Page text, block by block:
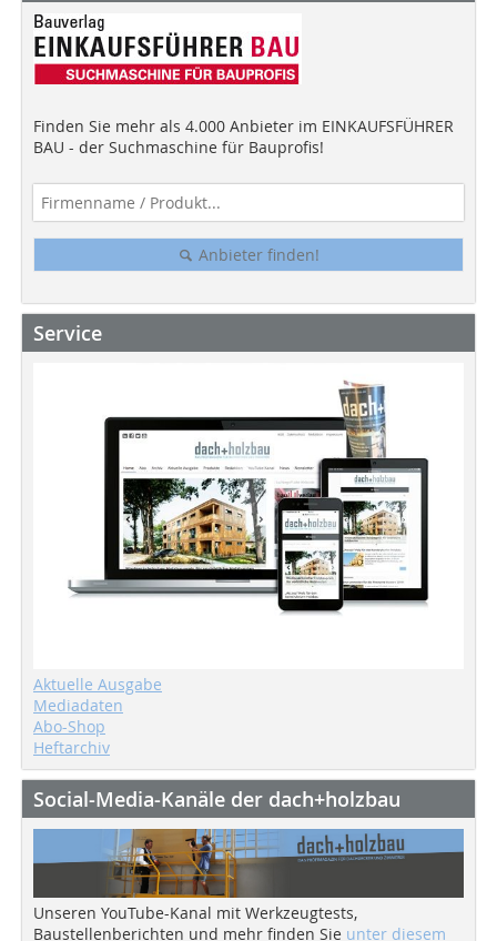
Finden Sie mehr als 4.000 Anbieter im EINKAUFSFÜHRER
BAU - der Suchmaschine für Bauprofis!
Anbieter finden!
Service
Aktuelle Ausgabe
Mediadaten
Abo-Shop
Heftarchiv
Social-Media-Kanäle der dach+holzbau
Unseren YouTube-Kanal mit Werkzeugtests,
Baustellenberichten und mehr finden Sie unter diesem